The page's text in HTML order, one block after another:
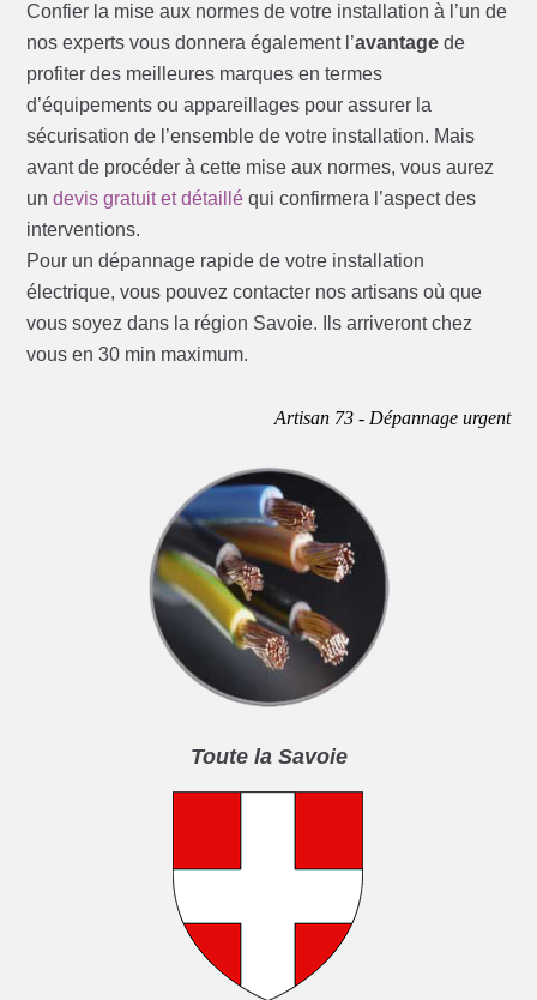
Confier la mise aux normes de votre installation à l’un de
nos experts vous donnera également l’avantage de
profiter des meilleures marques en termes
d’équipements ou appareillages pour assurer la
sécurisation de l’ensemble de votre installation. Mais
avant de procéder à cette mise aux normes, vous aurez
undevis gratuit et détaillé qui confirmera l’aspect des
interventions.
Pour un dépannage rapide de votre installation
électrique, vous pouvez contacter nos artisans où que
vous soyez dans la région Savoie. Ils arriveront chez
vous en 30 min maximum.
Artisan 73 - Dépannage urgent
Toute la Savoie